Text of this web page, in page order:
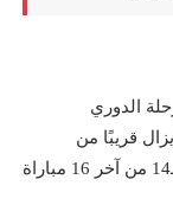
الدوري
في المركز 22 لكنه لا يزال قريبًا من
المنافسة. فيلا يعتمد على قوة ملعبه حيث فاز بـ14 من آخر 16 مباراة